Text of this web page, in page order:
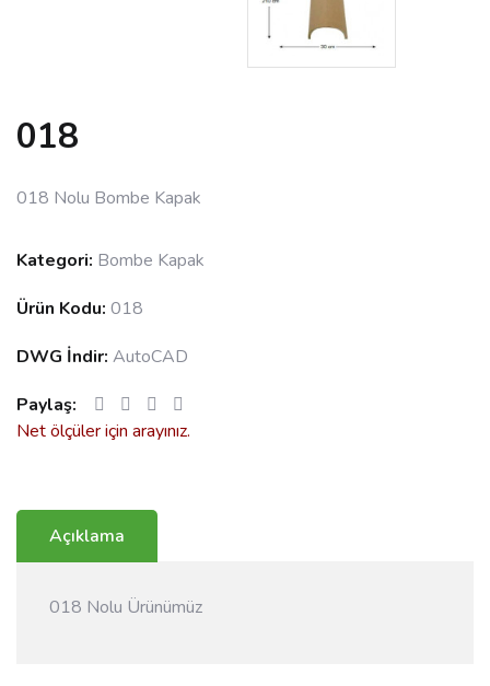
018
018 Nolu Bombe Kapak
Kategori: Bombe Kapak
Ürün Kodu: 018
DWG İndir: AutoCAD
Paylaş:
Net ölçüler için arayınız.
Açıklama
018 Nolu Ürünümüz